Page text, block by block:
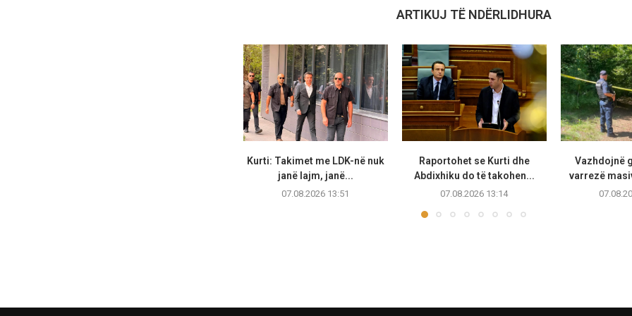
ARTIKUJ TË NDËRLIDHURA
Kurti: Takimet me LDK-në nuk
janë lajm, janë...
07.08.2026 13:51
Raportohet se Kurti dhe
Abdixhiku do të takohen...
07.08.2026 13:14
Vazhdojnë
varrezë